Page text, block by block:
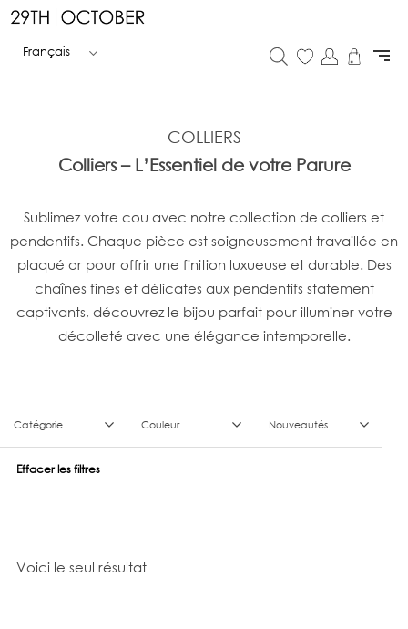
Français
COLLIERS
Colliers – L’Essentiel de votre Parure
Sublimez votre cou avec notre collection de colliers et
pendentifs. Chaque pièce est soigneusement travaillée en
plaqué or pour offrir une finition luxueuse et durable. Des
chaînes fines et délicates aux pendentifs statement
captivants, découvrez le bijou parfait pour illuminer votre
décolleté avec une élégance intemporelle.
Catégorie Couleur Nouveautés
Effacer les filtres
Voici le seul résultat